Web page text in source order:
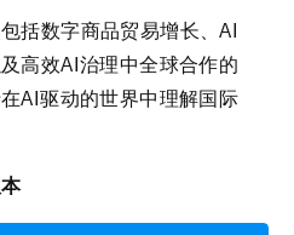
括数字商品贸易增长、AI
高效AI治理中全球合作的
AI驱动的世界中理解国际